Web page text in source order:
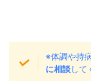
※体調や持
に相談して